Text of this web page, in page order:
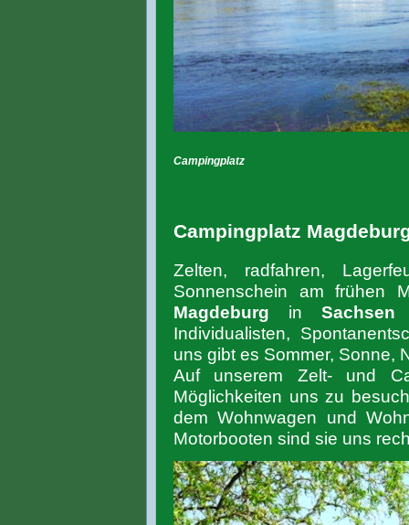
Campingplatz
Campingplatz
Zelten, radfahren,
Sonnenschein am frühen
Magdeburg in
Individualisten,
uns gibt es Sommer, Sonne,
Auf unserem Zelt- und
Möglichkeiten uns zu
dem Wohnwagen und
Motorbooten sind sie uns